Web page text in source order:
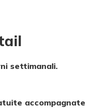
settimanali.
accompagnate